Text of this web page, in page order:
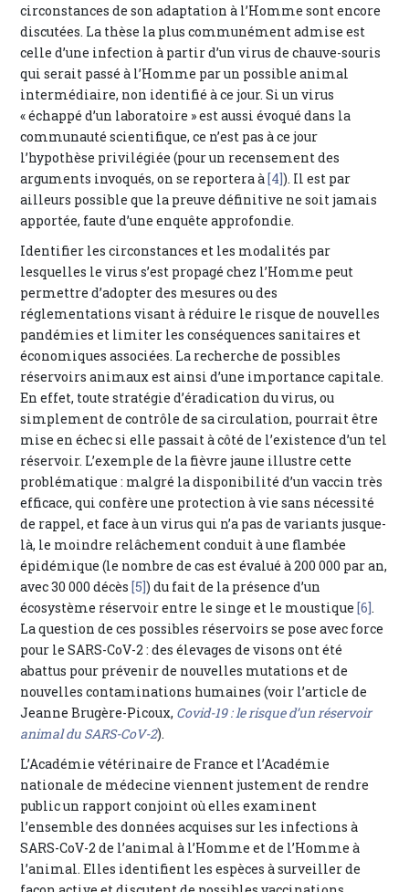
circonstances de son adaptation à l’Homme sont encore
discutées. La thèse la plus communément admise est
celle d’une infection à partir d’un virus de chauve-souris
qui serait passé à l’Homme par un possible animal
intermédiaire, non identifié à ce jour. Si un virus
« échappé d’un laboratoire » est aussi évoqué dans la
communauté scientifique, ce n’est pas à ce jour
l’hypothèse privilégiée (pour un recensement des
arguments invoqués, on se reportera à[4]). Il est par
ailleurs possible que la preuve définitive ne soit jamais
apportée, faute d’une enquête approfondie.
Identifier les circonstances et les modalités par
lesquelles le virus s’est propagé chez l’Homme peut
permettre d’adopter des mesures ou des
réglementations visant à réduire le risque de nouvelles
pandémies et limiter les conséquences sanitaires et
économiques associées. La recherche de possibles
réservoirs animaux est ainsi d’une importance capitale.
En effet, toute stratégie d’éradication du virus, ou
simplement de contrôle de sa circulation, pourrait être
mise en échec si elle passait à côté de l’existence d’un tel
réservoir. L’exemple de la fièvre jaune illustre cette
problématique : malgré la disponibilité d’un vaccin très
efficace, qui confère une protection à vie sans nécessité
de rappel, et face à un virus qui n’a pas de variants jusque-
là, le moindre relâchement conduit à une flambée
épidémique (le nombre de cas est évalué à 200 000 par an,
avec 30 000 décès[5]) du fait de la présence d’un
écosystème réservoir entre le singe et le moustique[6].
La question de ces possibles réservoirs se pose avec force
pour le SARS-CoV-2 : des élevages de visons ont été
abattus pour prévenir de nouvelles mutations et de
nouvelles contaminations humaines (voir l’article de
Jeanne Brugère-Picoux, Covid-19 : le risque d’un réservoir
animal du SARS-CoV-2).
L’Académie vétérinaire de France et l’Académie
nationale de médecine viennent justement de rendre
public un rapport conjoint où elles examinent
l’ensemble des données acquises sur les infections à
SARS-CoV-2 de l’animal à l’Homme et de l’Homme à
l’animal. Elles identifient les espèces à surveiller de